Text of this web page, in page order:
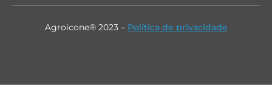
Agroicone® 2023 – Política de privacidade